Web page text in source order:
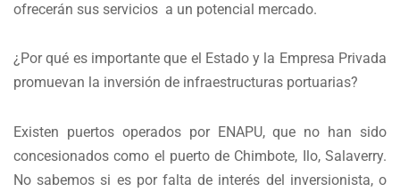
ofrecerán sus servicios a un potencial mercado.
¿Por qué es importante que el Estado y la Empresa Privada
promuevan la inversión de infraestructuras portuarias?
Existen puertos operados por ENAPU, que no han sido
concesionados como el puerto de Chimbote, Ilo, Salaverry.
No sabemos si es por falta de interés del inversionista, o